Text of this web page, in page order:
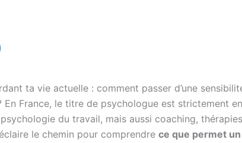
ta vie actuelle : comment passer d’une
En France, le titre de psychologue est strictement
du travail, mais aussi coaching,
le chemin pour comprendre ce que permet